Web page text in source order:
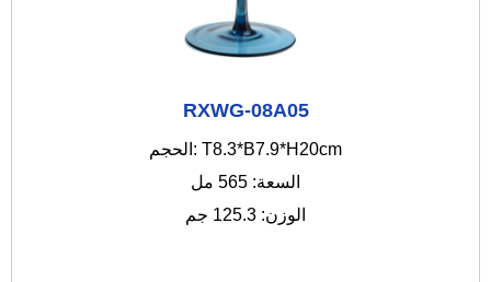
RXWG-08A05
الحجم: T8.3*B7.9*H20cm
السعة: 565 مل
الوزن: 125.3 جم